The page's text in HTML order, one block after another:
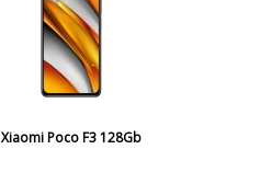
Xiaomi Poco F3 128Gb